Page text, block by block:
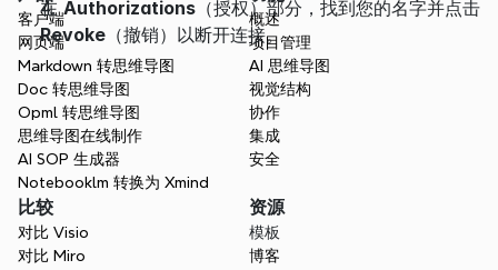
在 Authorizations
Revoke （撤销）以断开连接。
客户端
网页端
Markdown 转思维导图
Doc 转思维导图
Opml 转思维导图
思维导图在线制作
AI SOP 生成器
Notebooklm 转换为 Xmind
概述
项目管理
AI 思维导图
视觉结构
协作
集成
安全
比较
对比 Visio
对比 Miro
资源
模板
博客